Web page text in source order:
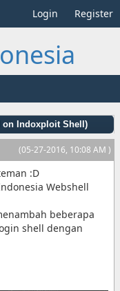
Login Register
on Indoxploit Shell)
(05-27-2016, 10:08 AM )
:D
Webshell
beberapa
shell dengan